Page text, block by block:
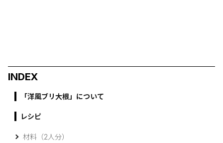
INDEX
「洋風ブリ大根」について
レシピ
材料（2人分）